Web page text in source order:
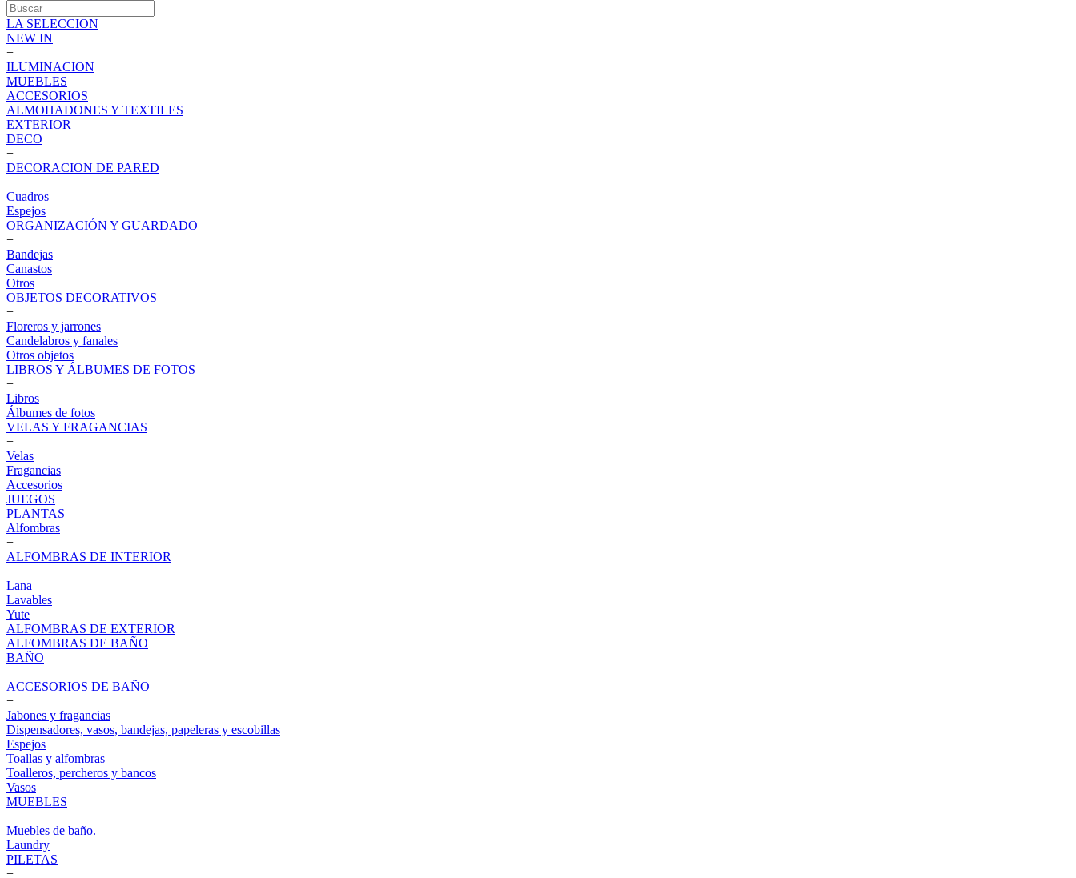
LA SELECCION
NEW IN
+
ILUMINACION
MUEBLES
ACCESORIOS
ALMOHADONES Y TEXTILES
EXTERIOR
DECO
+
DECORACION DE PARED
+
Cuadros
Espejos
ORGANIZACIÓN Y GUARDADO
+
Bandejas
Canastos
Otros
OBJETOS DECORATIVOS
+
Floreros y jarrones
Candelabros y fanales
Otros objetos
LIBROS Y ÁLBUMES DE FOTOS
+
Libros
Álbumes de fotos
VELAS Y FRAGANCIAS
+
Velas
Fragancias
Accesorios
JUEGOS
PLANTAS
Alfombras
+
ALFOMBRAS DE INTERIOR
+
Lana
Lavables
Yute
ALFOMBRAS DE EXTERIOR
ALFOMBRAS DE BAÑO
BAÑO
+
ACCESORIOS DE BAÑO
+
Jabones y fragancias
Dispensadores, vasos, bandejas, papeleras y escobillas
Espejos
Toallas y alfombras
Toalleros, percheros y bancos
Vasos
MUEBLES
+
Muebles de baño.
Laundry
PILETAS
+